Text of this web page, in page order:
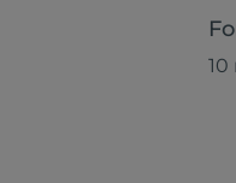
10